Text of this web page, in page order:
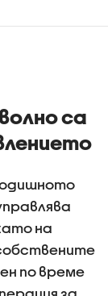
са
на
по време